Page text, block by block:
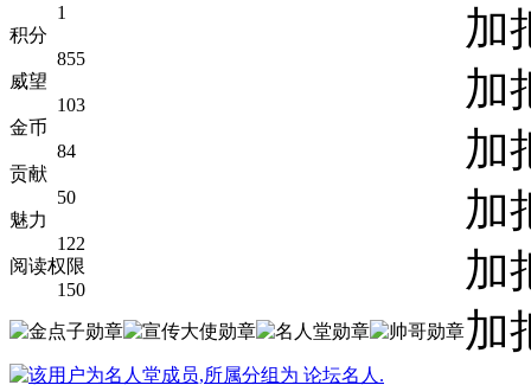
1
积分
855
威望
103
金币
84
贡献
50
魅力
122
阅读权限
150
加
加
加
加
加
加